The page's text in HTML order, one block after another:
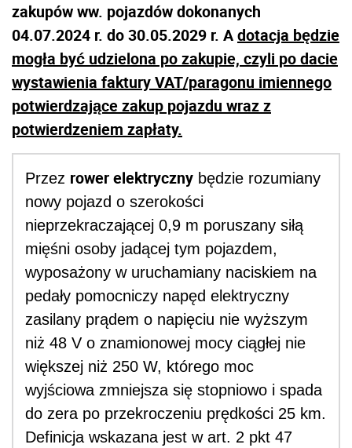
zakupów ww. pojazdów dokonanych
04.07.2024 r. do 30.05.2029 r. Adotacja będzie
mogła być udzielona po zakupie, czyli po dacie
wystawienia faktury VAT/paragonu imiennego
potwierdzające zakup pojazdu wraz z
potwierdzeniem zapłaty.
Przez rower elektryczny będzie rozumiany
nowy pojazd o szerokości
nieprzekraczającej 0,9 m poruszany siłą
mięśni osoby jadącej tym pojazdem,
wyposażony w uruchamiany naciskiem na
pedały pomocniczy napęd elektryczny
zasilany prądem o napięciu nie wyższym
niż 48 V o znamionowej mocy ciągłej nie
większej niż 250 W, którego moc
wyjściowa zmniejsza się stopniowo i spada
do zera po przekroczeniu prędkości 25 km.
Definicja wskazana jest w art. 2 pkt 47